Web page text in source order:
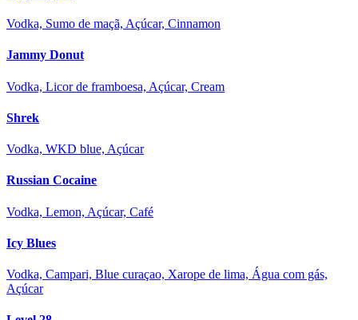
Vodka, Sumo de maçã, Açúcar, Cinnamon
Jammy Donut
Vodka, Licor de framboesa, Açúcar, Cream
Shrek
Vodka, WKD blue, Açúcar
Russian Cocaine
Vodka, Lemon, Açúcar, Café
Icy Blues
Vodka, Campari, Blue curaçao, Xarope de lima, Água com gás,
Açúcar